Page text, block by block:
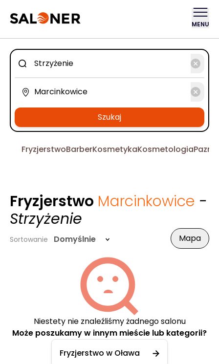
MENU
Szukaj
FryzjerstwoBarberKosmetykaKosmetologia
Fryzjerstwo Marcinkowice -
Strzyżenie
Sortowanie Domyślnie Mapa
Niestety nie znaleźliśmy żadnego salonu
Może poszukamy w innym mieście lub kategorii?
Fryzjerstwo w Oława